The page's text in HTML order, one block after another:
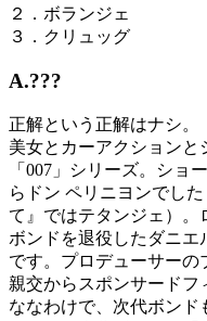
２．ボランジェ
３．クリュッグ
A.???
正解という正解はナシ。
美女とカーアクション
「007」シリーズ。ショ
らドン ペリニヨンでし
て』ではテタンジェ）。
ボンドを退役したダニエ
です。プロデューサー
親交からスポンサードフ
ななわけで、次代ボンド